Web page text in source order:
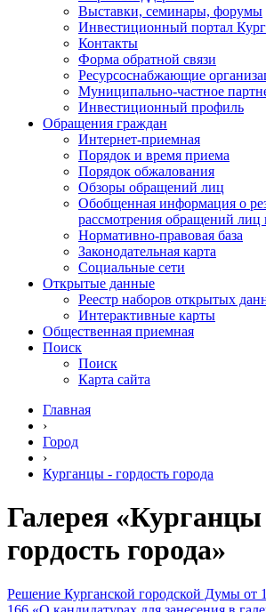
Выставки, семинары, форумы
Инвестиционный портал
Контакты
Форма обратной связи
Ресурсоснабжающие
Муниципально-частное
Инвестиционный профиль
Обращения граждан
Интернет-приемная
Порядок и время приема
Порядок обжалования
Обзоры обращений лиц
Обобщенная информация о
рассмотрения обращений
Нормативно-правовая база
Законодательная карта
Социальные сети
Открытые данные
Реестр наборов открытых
Интерактивные карты
Общественная приемная
Поиск
Поиск
Карта сайта
Главная
›
Город
›
Курганцы - гордость города
Галерея
гордость города»
Решение Курганской городской Думы от